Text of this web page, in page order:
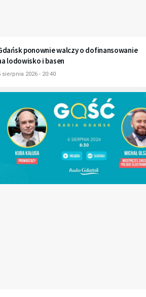
ponownie walczy o dofinansowanie
lodowisko i basen
sierpnia 2026 - 20:40